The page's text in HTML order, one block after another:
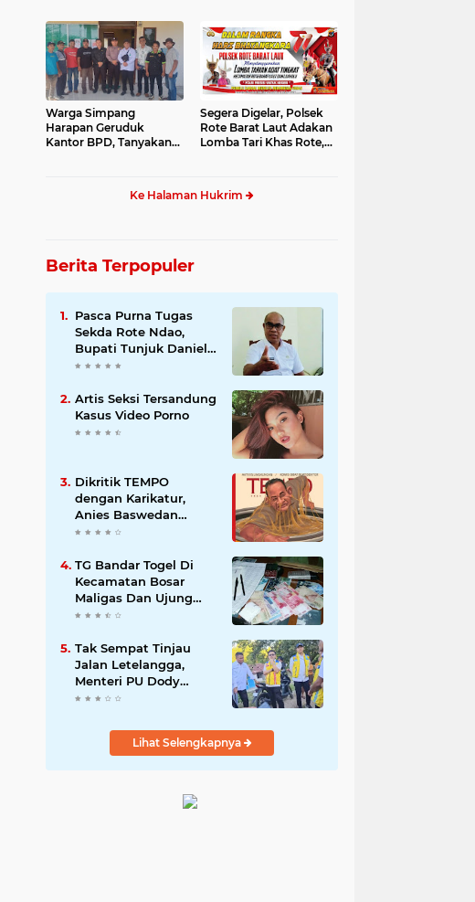
Warga Simpang
Harapan Geruduk
Kantor BPD, Tanyakan
Segera Digelar, Polsek
Rote Barat Laut Adakan
Lomba Tari Khas Rote,
Ke Halaman Hukrim
Berita Terpopuler
Pasca Purna Tugas
Sekda Rote Ndao,
Bupati Tunjuk Daniel
Nalle jadi Pelaksana
Artis Seksi Tersandung
Kasus Video Porno
Dikritik TEMPO
dengan Karikatur,
Anies Baswedan
Sampaikan
TG Bandar Togel Di
Kecamatan Bosar
Maligas Dan Ujung
Padang Masih
Tak Sempat Tinjau
Jalan Letelangga,
Menteri PU Dody
Hanggodo minta
NTT Tinjau jalan
Letelangga.Lihat Selengkapnya